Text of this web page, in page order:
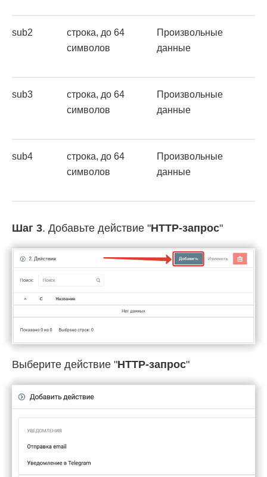
sub2
строка, до 64
символов
Произвольные
данные
sub3
строка, до 64
символов
Произвольные
данные
sub4
строка, до 64
символов
Произвольные
данные
Шаг 3. Добавьте действие "HTTP-запрос"
Выберите действие "HTTP-запрос"